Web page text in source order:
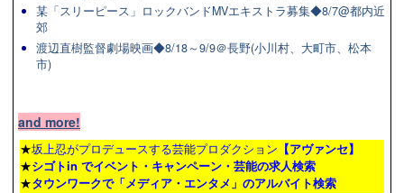
某「スリーピース」ロックバンドMVエキストラ募集◆8/7@都内近
郊
渡辺直樹監督劇場映画◆8/18～9/9＠長野(小川村、大町市、松本
市)
and more!
★坂上忍がプロデュースする芸能プロダクション 【アヴァンセ】
★シゴトin でイベント・キャンペーン・芸能の求人検索
★タウンワークで「メディア・エンタメ」のアルバイト検索